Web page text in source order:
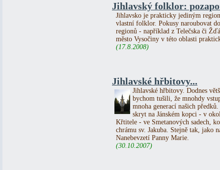
Jihlavský folklor:
Jihlavsko je prakticky jediným
vlastní folklor. Pokusy naroubovat
regionů - například z Telečska či
město Vysočiny v této oblasti
(17.8.2008)
Jihlavské hřbitovy...
Jihlavské hřbitovy. Dodnes
bychom tušili, že mnohdy
mnoha generací našich
skryt na Jánském kopci - v
Křtitele - ve Smetanových sadech,
chrámu sv. Jakuba. Stejně tak, jako
Nanebevzetí Panny Marie.
(30.10.2007)